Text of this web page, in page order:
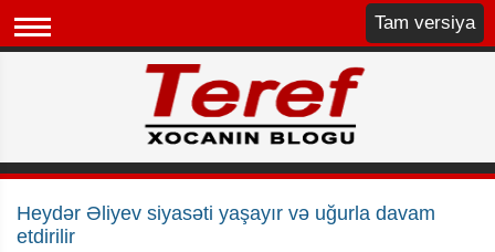
Tam versiya
Heydər Əliyev siyasəti yaşayır və uğurla davam
etdirilir